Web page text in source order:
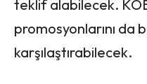
teklif alabilecek.
promosyonlarını da
karşılaştırabilecek.